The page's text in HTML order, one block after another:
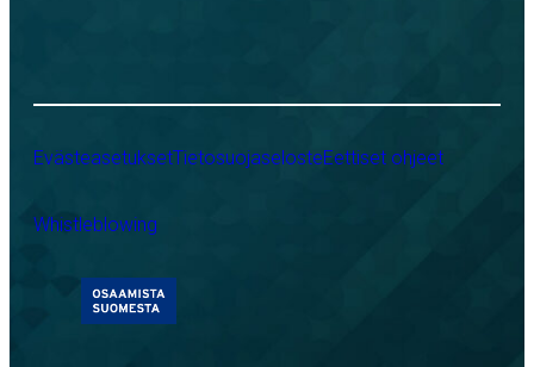
EvästeasetuksetTietosuojaselosteEettiset ohjeet
Whistleblowing